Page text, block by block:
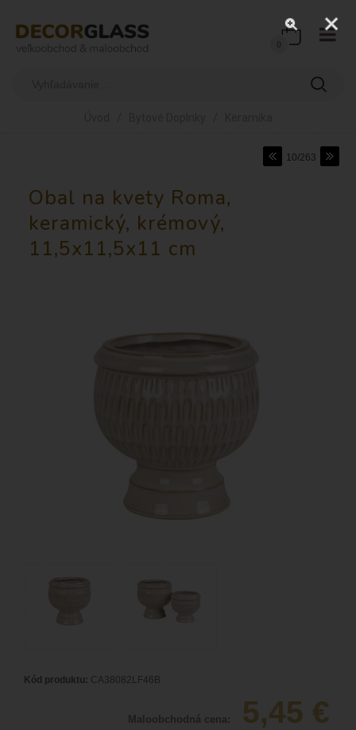
10/263
Obal na kvety Roma,
keramický, krémový,
11,5x11,5x11 cm
Kód produktu: CA38082LF46B
Maloobchodná cena: 5,45 €